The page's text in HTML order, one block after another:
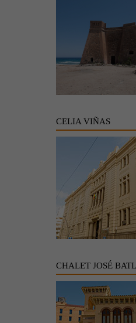
CELIA VIÑAS
CHALET JOSÉ